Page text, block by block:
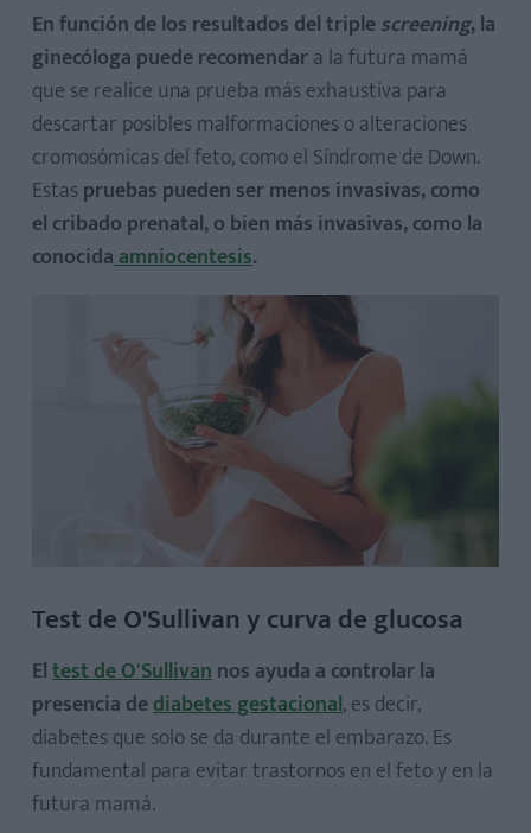
En función de los resultados del triplescreening, la
ginecóloga puede recomendara la futura mamá
que se realice una prueba más exhaustiva para
descartar posibles malformaciones o alteraciones
cromosómicas del feto, como el Síndrome de Down.
Estas pruebas pueden ser menos invasivas, como
el cribado prenatal, o bien más invasivas, como la
conocidaamniocentesis.
Test de O'Sullivan y curva de glucosa
Eltest de O'Sullivannos ayuda a controlar la
presencia dediabetes gestacional, es decir,
diabetes que solo se da durante el embarazo. Es
fundamental para evitar trastornos en el feto y en la
futura mamá.